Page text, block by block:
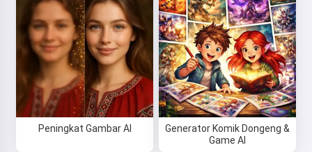
Peningkat Gambar AI
Generator Komik Dongeng &
Game AI